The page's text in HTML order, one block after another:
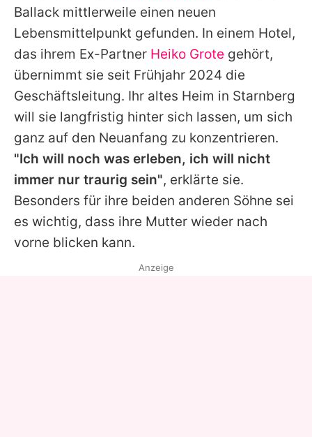
Ballack mittlerweile einen neuen
Lebensmittelpunkt gefunden. In einem Hotel,
das ihrem Ex-Partner Heiko Grote gehört,
übernimmt sie seit Frühjahr 2024 die
Geschäftsleitung. Ihr altes Heim in Starnberg
will sie langfristig hinter sich lassen, um sich
ganz auf den Neuanfang zu konzentrieren.
"Ich will noch was erleben, ich will nicht
immer nur traurig sein", erklärte sie.
Besonders für ihre beiden anderen Söhne sei
es wichtig, dass ihre Mutter wieder nach
vorne blicken kann.
Anzeige